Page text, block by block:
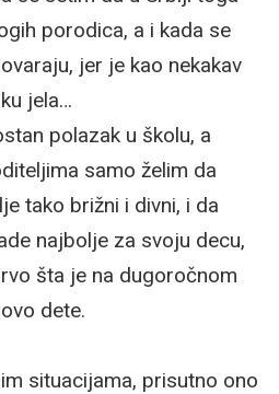
porodica, a i kada se
jer je kao nekakav
jela…
polazak u školu, a
samo želim da
tako brižni i divni, i da
najbolje za svoju decu,
šta je na dugoročnom
dete.
situacijama, prisutno ono